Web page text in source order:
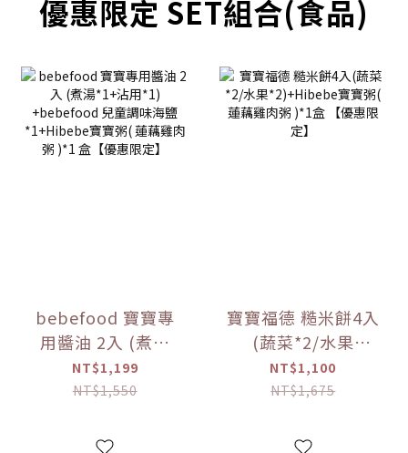
優惠限定 SET組合(食品)
bebefood 寶寶專
用醬油 2入 (煮湯
*1+沾用*1)
+bebefood 兒童調
寶寶粥( 蓮藕雞肉粥
NT$1,199
NT$1,550
寶寶福德 糙米餅4入
(蔬菜*2/水果
*2)+Hibebe寶寶粥
( 蓮藕雞肉粥 )*1盒
NT$1,100
NT$1,675